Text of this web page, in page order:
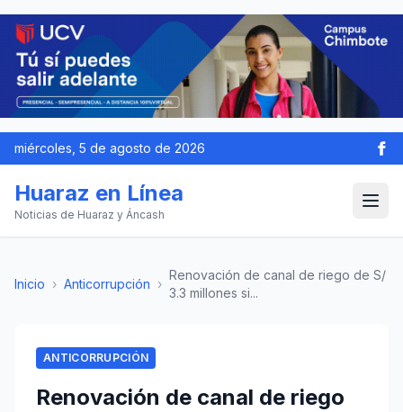
miércoles, 5 de agosto de 2026
Huaraz en Línea
Noticias de Huaraz y Áncash
Inicio › Anticorrupción ›
Renovación de canal de riego de S/
3.3 millones si...
ANTICORRUPCIÓN
Renovación de canal de riego